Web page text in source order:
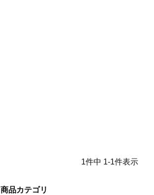
1件中 1-1件表示
商品カテゴリ